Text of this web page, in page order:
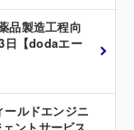
品製造工程向
日【dodaエー
ールドエンジニ